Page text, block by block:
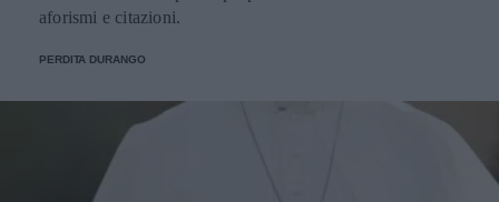
aforismi e citazioni.
PERDITA DURANGO